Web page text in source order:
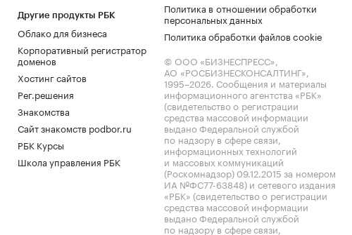
Другие продукты РБК
Облако для бизнеса
Корпоративный регистратор
доменов
Хостинг сайтов
Рег.решения
Знакомства
Сайт знакомств podbor.ru
РБК Курсы
Школа управления РБК
Политика в отношении обработки
персональных данных
Политика обработки файлов cookie
© ООО «БИЗНЕСПРЕСС»,
АО «РОСБИЗНЕСКОНСАЛТИНГ»,
1995–2026. Сообщения и материалы
информационного агентства «РБК»
(свидетельство о регистрации
средства массовой информации
выдано Федеральной службой
по надзору в сфере связи,
информационных технологий
и массовых коммуникаций
(Роскомнадзор) 09.12.2015 за номером
ИА №ФС77-63848) и сетевого издания
«РБК» (свидетельство о регистрации
средства массовой информации
выдано Федеральной службой
по надзору в сфере связи,